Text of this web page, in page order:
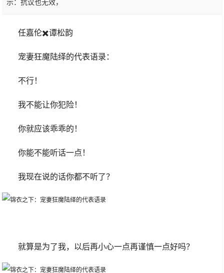
示：抗议也无效，
任嘉伦✖️谭松韵
宠妻狂魔陆绎的代表语录：
不行！
我不能让你犯险！
你就应该乖乖的！
你能不能听话一点！
我现在说的话你都不听了？
就算是为了我，以后再小心一点再谨慎一点好吗？